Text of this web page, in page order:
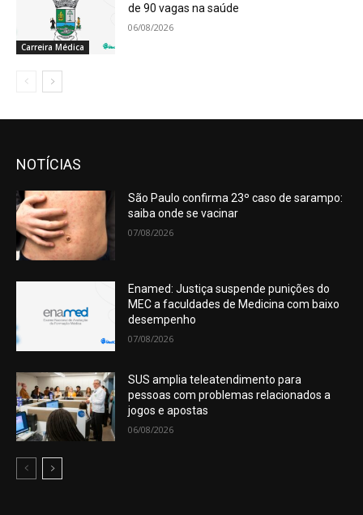
Carreira Médica
de 90 vagas na saúde
06/08/2026
NOTÍCIAS
São Paulo confirma 23º caso de sarampo:
saiba onde se vacinar
07/08/2026
Enamed: Justiça suspende punições do
MEC a faculdades de Medicina com baixo
desempenho
07/08/2026
SUS amplia teleatendimento para
pessoas com problemas relacionados a
jogos e apostas
06/08/2026